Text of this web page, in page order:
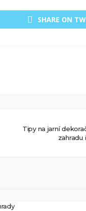
SHARE ON
Tipy na jarní
zahradu